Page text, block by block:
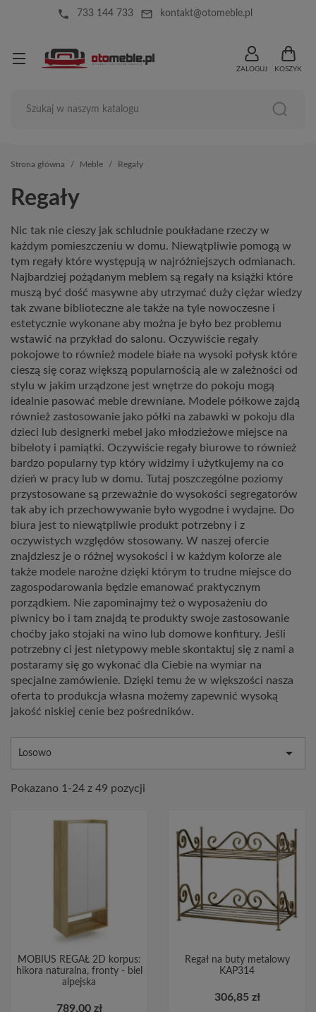
local_phone 733 144 733 mail_outline kontakt@otomeble.pl
ZALOGUJ KOSZYK
Strona główna Meble Regały
Regały
Nic tak nie cieszy jak schludnie poukładane rzeczy w
każdym pomieszczeniu w domu. Niewątpliwie pomogą w
tym regały które występują w najróżniejszych odmianach.
Najbardziej pożądanym meblem są regały na książki które
muszą być dość masywne aby utrzymać duży ciężar wiedzy
tak zwane biblioteczne ale także na tyle nowoczesne i
estetycznie wykonane aby można je było bez problemu
wstawić na przykład do salonu. Oczywiście regały
pokojowe to również modele białe na wysoki połysk które
cieszą się coraz większą popularnością ale w zależności od
stylu w jakim urządzone jest wnętrze do pokoju mogą
idealnie pasować meble drewniane. Modele półkowe zajdą
również zastosowanie jako półki na zabawki w pokoju dla
dzieci lub designerki mebel jako młodzieżowe miejsce na
bibeloty i pamiątki. Oczywiście regały biurowe to również
bardzo popularny typ który widzimy i użytkujemy na co
dzień w pracy lub w domu. Tutaj poszczególne poziomy
przystosowane są przeważnie do wysokości segregatorów
tak aby ich przechowywanie było wygodne i wydajne. Do
biura jest to niewątpliwie produkt potrzebny i z
oczywistych względów stosowany. W naszej ofercie
znajdziesz je o różnej wysokości i w każdym kolorze ale
także modele narożne dzięki którym to trudne miejsce do
zagospodarowania będzie emanować praktycznym
porządkiem. Nie zapominajmy też o wyposażeniu do
piwnicy bo i tam znajdą te produkty swoje zastosowanie
choćby jako stojaki na wino lub domowe konfitury. Jeśli
potrzebny ci jest nietypowy meble skontaktuj się z nami a
postaramy się go wykonać dla Ciebie na wymiar na
specjalne zamówienie. Dzięki temu że w większości nasza
oferta to produkcja własna możemy zapewnić wysoką
jakość niskiej cenie bez pośredników.
Losowo 
Pokazano 1-24 z 49 pozycji
MOBIUS REGAŁ 2D korpus:
hikora naturalna, fronty - biel
alpejska
789,00 zł
Regał na buty metalowy
KAP314
306,85 zł